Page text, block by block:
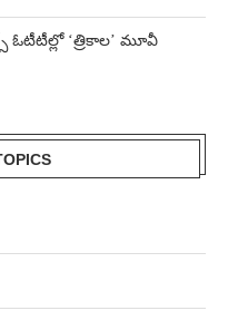
‘త్రికాల’ మూవీ